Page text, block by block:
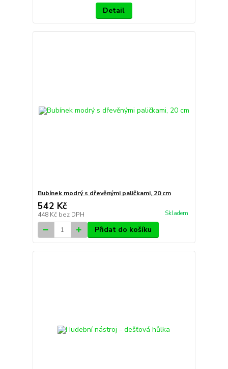
Detail
Bubínek modrý s dřevěnými paličkami, 20 cm
542 Kč
448 Kč bez DPH Skladem
Přidat do košíku